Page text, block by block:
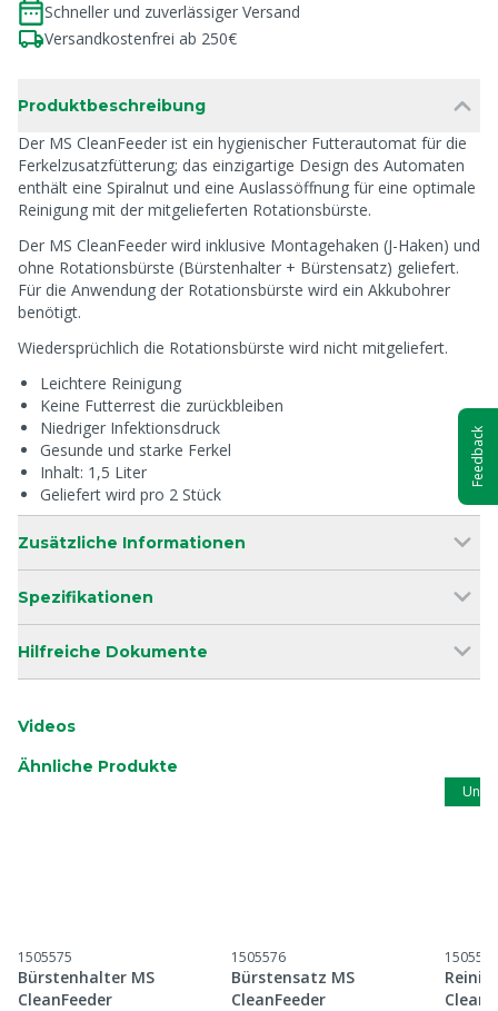
Schneller und zuverlässiger Versand
Versandkostenfrei ab 250€
Produktbeschreibung
Der MS CleanFeeder ist ein hygienischer Futterautomat für die
Ferkelzusatzfütterung; das einzigartige Design des Automaten
enthält eine Spiralnut und eine Auslassöffnung für eine optimale
Reinigung mit der mitgelieferten Rotationsbürste.
Der MS CleanFeeder wird inklusive Montagehaken (J-Haken) und
ohne Rotationsbürste (Bürstenhalter + Bürstensatz) geliefert.
Für die Anwendung der Rotationsbürste wird ein Akkubohrer
benötigt.
Wiedersprüchlich die Rotationsbürste wird nicht mitgeliefert.
Leichtere Reinigung
Keine Futterrest die zurückbleiben
Niedriger Infektionsdruck
Gesunde und starke Ferkel
Inhalt: 1,5 Liter
Geliefert wird pro 2 Stück
Zusätzliche Informationen
Spezifikationen
Hilfreiche Dokumente
Videos
Ähnliche Produkte
1505575
Bürstenhalter MS
CleanFeeder
1505576
Bürstensatz MS
CleanFeeder
1505577
Feedback